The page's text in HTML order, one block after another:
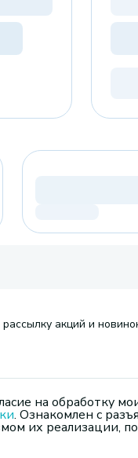
акций и
на обработку
. Ознакомлен с
их реализации,